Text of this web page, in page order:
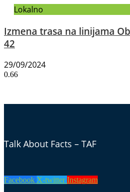
Lokalno
Izmena trasa na linijama
42
29/09/2024
Talk About Facts – TAF
Facebook X-twitter Instagram